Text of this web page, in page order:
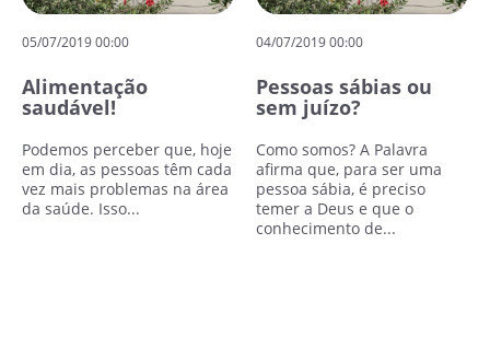
05/07/2019 00:00
Alimentação
saudável!
Podemos perceber que, hoje
em dia, as pessoas têm cada
vez mais problemas na área
da saúde. Isso...
04/07/2019 00:00
Pessoas sábias ou
sem juízo?
Como somos? A Palavra
afirma que, para ser uma
pessoa sábia, é preciso
temer a Deus e que o
conhecimento de...